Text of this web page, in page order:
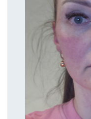
Øre-næse-hals